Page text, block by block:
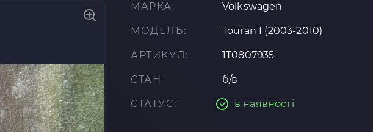
МАРКА: Volkswagen
МОДЕЛЬ: Touran I (2003-2010)
АРТИКУЛ: 1T0807935
СТАН: б/в
СТАТУС: в наявності